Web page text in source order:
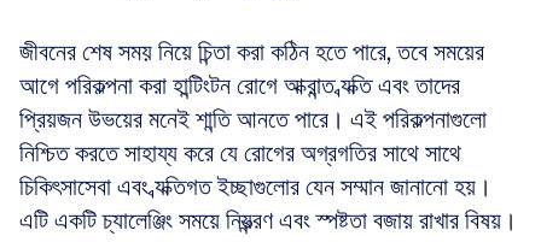
জীবনের শেষ সময় নিয়ে চিন্তা করা কঠিন হতে পারে, তবে সময়ের
আগে পরিকল্পনা করা হান্টিংটন রোগে আক্রান্ত ব্যক্তি এবং তাদের
প্রিয়জন উভয়ের মনেই শান্তি আনতে পারে। এই পরিকল্পনাগুলো
নিশ্চিত করতে সাহায্য করে যে রোগের অগ্রগতির সাথে সাথে
চিকিৎসাসেবা এবং ব্যক্তিগত ইচ্ছাগুলোর যেন সম্মান জানানো হয়।
এটি একটি চ্যালেঞ্জিং সময়ে নিয়ন্ত্রণ এবং স্পষ্টতা বজায় রাখার বিষয়।